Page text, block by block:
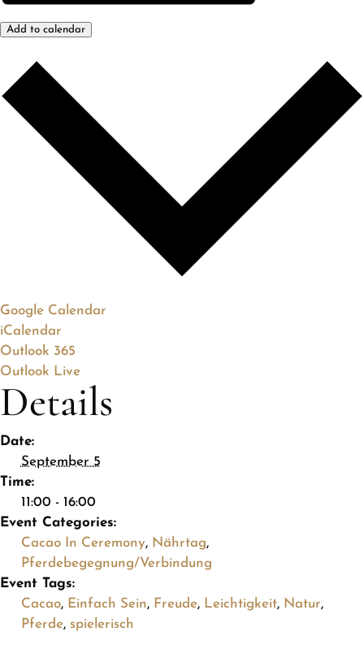
Add to calendar
Google Calendar
iCalendar
Outlook 365
Outlook Live
Details
Date:
September 5
Time:
11:00 - 16:00
Event Categories:
Cacao In Ceremony, Nährtag,
Pferdebegegnung/Verbindung
Event Tags:
Cacao, Einfach Sein, Freude, Leichtigkeit, Natur,
Pferde, spielerisch